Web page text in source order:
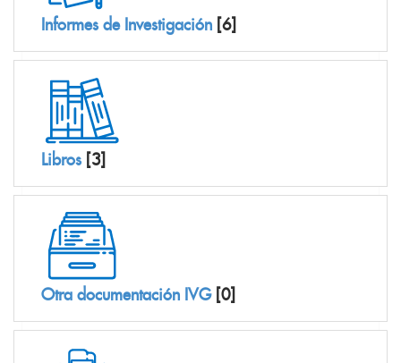
Informes de Investigación [6]
Libros[3]
Otra documentación IVG[0]